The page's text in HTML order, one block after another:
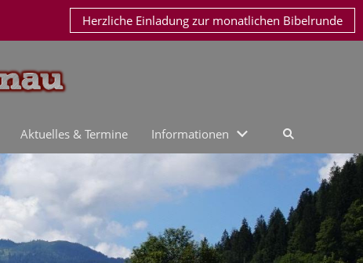
Herzliche Einladung zur monatlichen Bibelrunde
Aktuelles & Termine Informationen